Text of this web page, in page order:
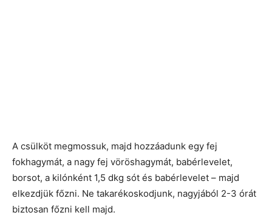
A csülköt megmossuk, majd hozzáadunk egy fej
fokhagymát, a nagy fej vöröshagymát, babérlevelet,
borsot, a kilónként 1,5 dkg sót és babérlevelet – majd
elkezdjük főzni. Ne takarékoskodjunk, nagyjából 2-3 órát
biztosan főzni kell majd.